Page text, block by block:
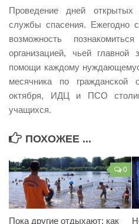
Проведение дней
службы спасения. Ежегодно
возможность
организацией, чьей главной
помощи каждому
месячника по гражданской
октября, ИДЦ и ПСО
учащихся.
ПОХОЖЕЕ ...
0
Пока другие отдыхают: как